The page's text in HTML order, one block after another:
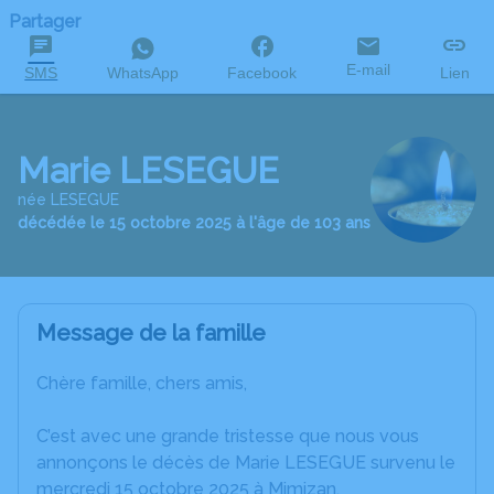
Partager
SMS WhatsApp Facebook E-mail Lien
Marie LESEGUE
née LESEGUE
décédée le 15 octobre 2025 à l'âge de 103 ans
Message de la famille
Chère famille, chers amis,
C’est avec une grande tristesse que nous vous
annonçons le décès de Marie LESEGUE survenu le
mercredi 15 octobre 2025 à Mimizan.